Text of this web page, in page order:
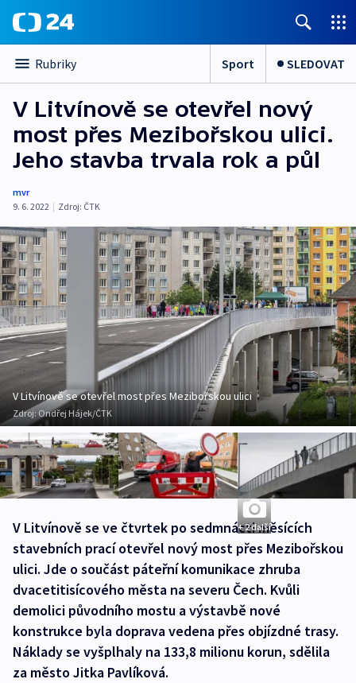
Rubriky Sport SLEDOVAT
V Litvínově se otevřel nový
most přes Mezibořskou ulici.
Jeho stavba trvala rok a půl
mvr
9. 6. 2022 | Zdroj: ČTK
V Litvínově se otevřel most přes Mezibořskou ulici
Zdroj:Ondřej Hájek/ČTK
+ 2 další
V Litvínově se ve čtvrtek po sedmnácti měsících
stavebních prací otevřel nový most přes Mezibořskou
ulici. Jde o součást páteřní komunikace zhruba
dvacetitisícového města na severu Čech. Kvůli
demolici původního mostu a výstavbě nové
konstrukce byla doprava vedena přes objízdné trasy.
Náklady se vyšplhaly na 133,8 milionu korun, sdělila
za město Jitka Pavlíková.